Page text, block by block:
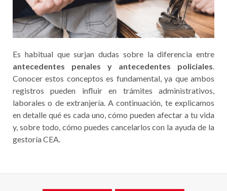
Es habitual que surjan dudas sobre la diferencia entre
antecedentes penales y antecedentes policiales
Conocer estos conceptos es fundamental, ya que ambos
registros pueden influir en trámites administrativos,
laborales o de extranjería. A continuación, te explicamos
en detalle qué es cada uno, cómo pueden afectar a tu vida
y, sobre todo, cómo puedes cancelarlos con la ayuda de la
gestoría CEA.